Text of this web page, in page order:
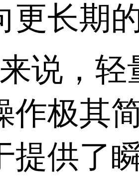
更长期
说，
作极其
提供了